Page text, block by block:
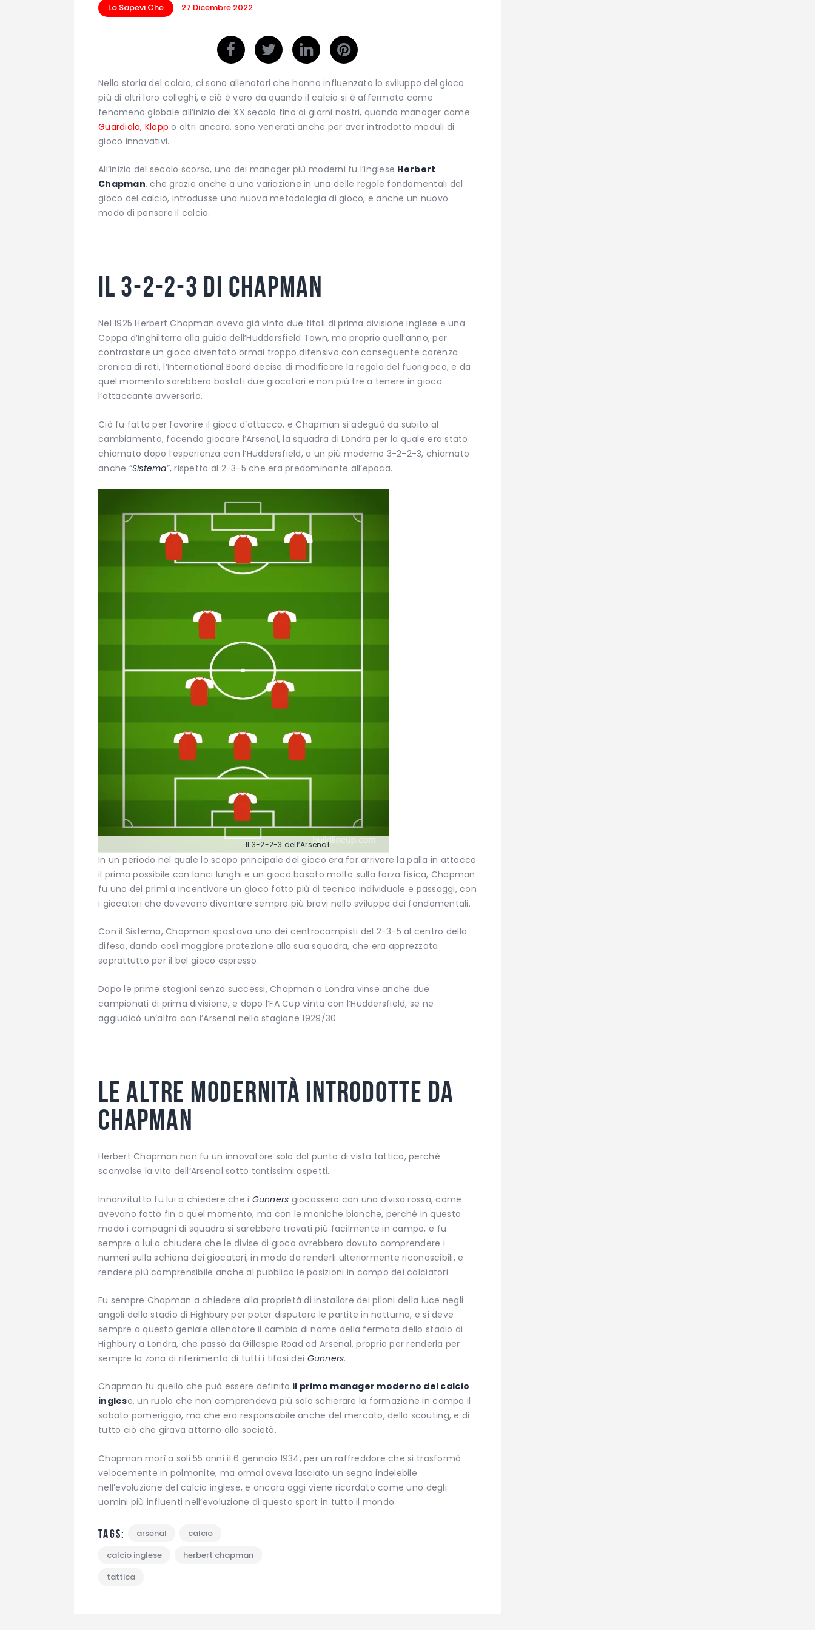
Lo Sapevi Che 27 Dicembre 2022
Nella storia del calcio, ci sono allenatori che hanno influenzato lo sviluppo del gioco
più di altri loro colleghi, e ciò è vero da quando il calcio si è affermato come
fenomeno globale all’inizio del XX secolo fino ai giorni nostri, quando manager come
Guardiola, Kloppo altri ancora, sono venerati anche per aver introdotto moduli di
gioco innovativi.
All’inizio del secolo scorso, uno dei manager più moderni fu l’inglese Herbert
Chapman, che grazie anche a una variazione in una delle regole fondamentali del
gioco del calcio, introdusse una nuova metodologia di gioco, e anche un nuovo
modo di pensare il calcio.
Il 3-2-2-3 di Chapman
Nel 1925 Herbert Chapman aveva già vinto due titoli di prima divisione inglese e una
Coppa d’Inghilterra alla guida dell’Huddersfield Town, ma proprio quell’anno, per
contrastare un gioco diventato ormai troppo difensivo con conseguente carenza
cronica di reti, l’International Board decise di modificare la regola del fuorigioco, e da
quel momento sarebbero bastati due giocatori e non più tre a tenere in gioco
l’attaccante avversario.
Ciò fu fatto per favorire il gioco d’attacco, e Chapman si adeguò da subito al
cambiamento, facendo giocare l’Arsenal, la squadra di Londra per la quale era stato
chiamato dopo l’esperienza con l’Huddersfield, a un più moderno 3-2-2-3, chiamato
anche “Sistema”, rispetto al 2-3-5 che era predominante all’epoca.
Il 3-2-2-3 dell’Arsenal
In un periodo nel quale lo scopo principale del gioco era far arrivare la palla in attacco
il prima possibile con lanci lunghi e un gioco basato molto sulla forza fisica, Chapman
fu uno dei primi a incentivare un gioco fatto più di tecnica individuale e passaggi, con
i giocatori che dovevano diventare sempre più bravi nello sviluppo dei fondamentali.
Con il Sistema, Chapman spostava uno dei centrocampisti del 2-3-5 al centro della
difesa, dando così maggiore protezione alla sua squadra, che era apprezzata
soprattutto per il bel gioco espresso.
Dopo le prime stagioni senza successi, Chapman a Londra vinse anche due
campionati di prima divisione, e dopo l’FA Cup vinta con l’Huddersfield, se ne
aggiudicò un’altra con l’Arsenal nella stagione 1929/30.
Le altre modernità introdotte da
Chapman
Herbert Chapman non fu un innovatore solo dal punto di vista tattico, perché
sconvolse la vita dell’Arsenal sotto tantissimi aspetti.
Innanzitutto fu lui a chiedere che i Gunners giocassero con una divisa rossa, come
avevano fatto fin a quel momento, ma con le maniche bianche, perché in questo
modo i compagni di squadra si sarebbero trovati più facilmente in campo, e fu
sempre a lui a chiudere che le divise di gioco avrebbero dovuto comprendere i
numeri sulla schiena dei giocatori, in modo da renderli ulteriormente riconoscibili, e
rendere più comprensibile anche al pubblico le posizioni in campo dei calciatori.
Fu sempre Chapman a chiedere alla proprietà di installare dei piloni della luce negli
angoli dello stadio di Highbury per poter disputare le partite in notturna, e si deve
sempre a questo geniale allenatore il cambio di nome della fermata dello stadio di
Highbury a Londra, che passò da Gillespie Road ad Arsenal, proprio per renderla per
sempre la zona di riferimento di tutti i tifosi dei Gunners.
Chapman fu quello che può essere definito il primo manager moderno del calcio
inglese, un ruolo che non comprendeva più solo schierare la formazione in campo il
sabato pomeriggio, ma che era responsabile anche del mercato, dello scouting, e di
tutto ciò che girava attorno alla società.
Chapman morì a soli 55 anni il 6 gennaio 1934, per un raffreddore che si trasformò
velocemente in polmonite, ma ormai aveva lasciato un segno indelebile
nell’evoluzione del calcio inglese, e ancora oggi viene ricordato come uno degli
uomini più influenti nell’evoluzione di questo sport in tutto il mondo.
Tags: arsenal
calcio
calcio inglese
herbert chapman
tattica